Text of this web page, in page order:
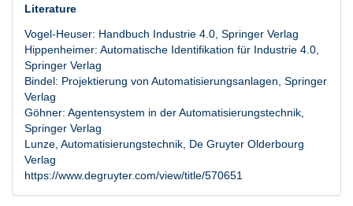
Literature
Vogel-Heuser: Handbuch Industrie 4.0, Springer Verlag
Hippenheimer: Automatische Identifikation für Industrie 4.0,
Springer Verlag
Bindel: Projektierung von Automatisierungsanlagen, Springer
Verlag
Göhner: Agentensystem in der Automatisierungstechnik,
Springer Verlag
Lunze, Automatisierungstechnik, De Gruyter Olderbourg
Verlag
https://www.degruyter.com/view/title/570651